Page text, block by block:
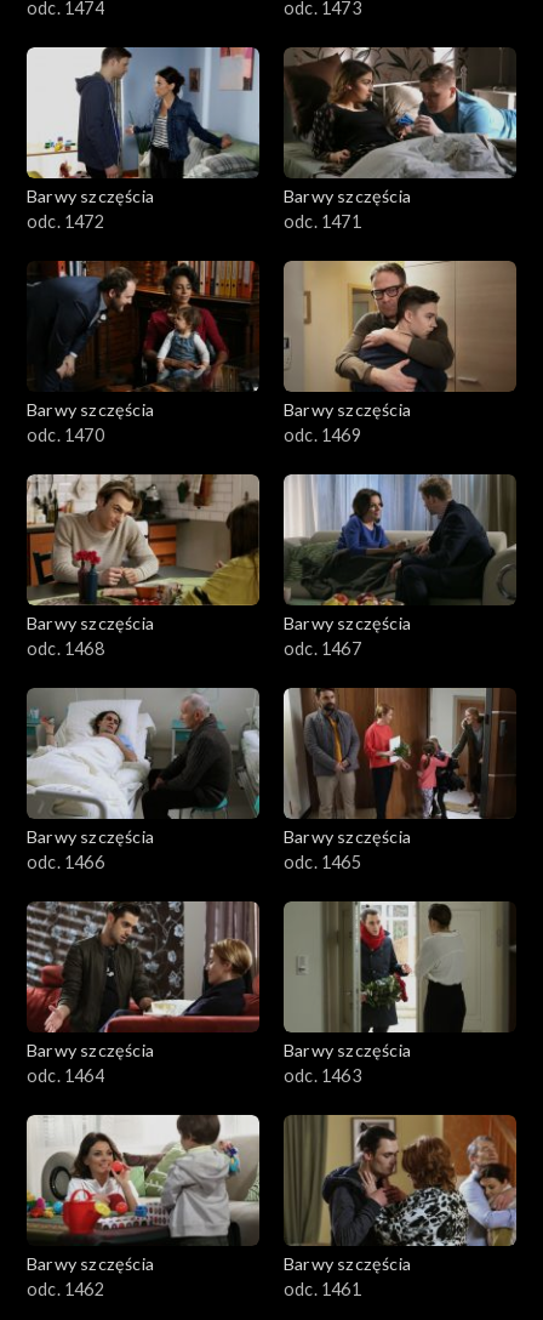
odc. 1474 odc. 1473
Barwy szczęścia
odc. 1472
Barwy szczęścia
odc. 1471
Barwy szczęścia
odc. 1470
Barwy szczęścia
odc. 1469
Barwy szczęścia
odc. 1468
Barwy szczęścia
odc. 1467
Barwy szczęścia
odc. 1466
Barwy szczęścia
odc. 1465
Barwy szczęścia
odc. 1464
Barwy szczęścia
odc. 1463
Barwy szczęścia
odc. 1462
Barwy szczęścia
odc. 1461